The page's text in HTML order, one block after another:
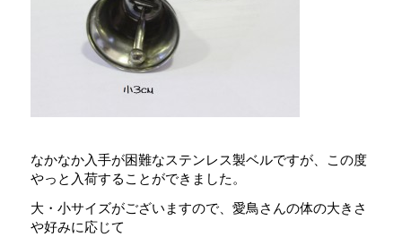
なかなか入手が困難なステンレス製ベルですが、この度
やっと入荷することができました。
大・小サイズがございますので、愛鳥さんの体の大きさ
や好みに応じて